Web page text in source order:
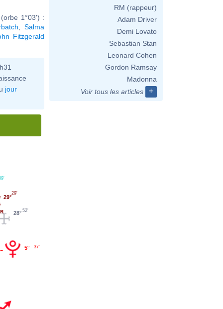
1°03') :
Salma
Fitzgerald
jour
5° 37'
28° 52'
29°
29'
RM (rappeur)
Adam Driver
Demi Lovato
Sebastian Stan
Leonard Cohen
Gordon Ramsay
Madonna
Voir tous les articles
+